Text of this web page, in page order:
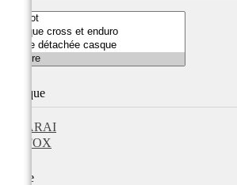
Marque
ARAI
FOX
Taille